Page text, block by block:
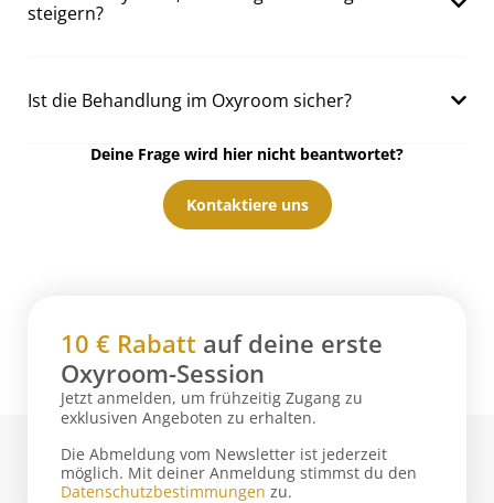
steigern?
Ist die Behandlung im Oxyroom sicher?
Deine Frage wird hier nicht beantwortet?
Kontaktiere uns
10 € Rabatt auf deine erste
Oxyroom-Session
Jetzt anmelden, um frühzeitig Zugang zu
exklusiven Angeboten zu erhalten.
Die Abmeldung vom Newsletter ist jederzeit
möglich. Mit deiner Anmeldung stimmst du den
Datenschutzbestimmungen zu.